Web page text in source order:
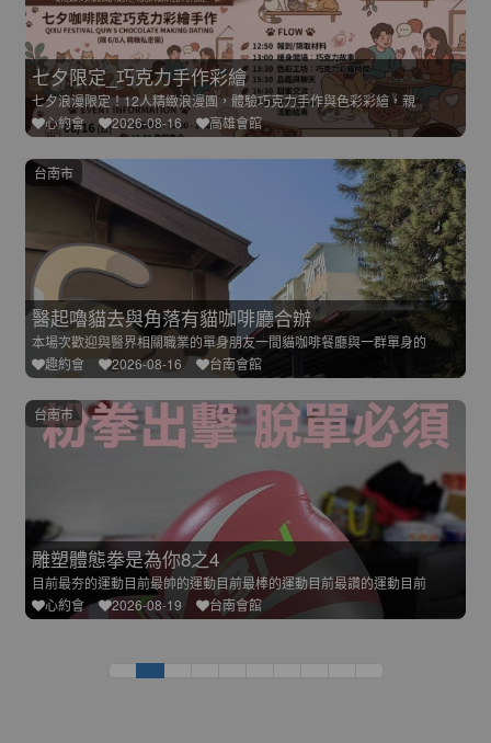
七夕限定_巧克力手作彩繪
七夕浪漫限定！12人精緻浪漫團，體驗巧克力手作與色彩彩繪，親
心約會
2026-08-16 高雄會館
醫起嚕貓去與角落有貓咖啡廳合辦
本場次歡迎與醫界相關職業的單身朋友一間貓咖啡餐廳與一群單身的
趣約會
2026-08-16 台南會館
台南市
雕塑體態拳是為你8之4
目前最夯的運動目前最帥的運動目前最棒的運動目前最讚的運動目前
心約會
2026-08-19 台南會館
台南市